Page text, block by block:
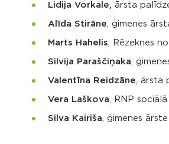
Lidija Vorkale, ārsta
Alīda Stirāne, ģimenes
Marts Hahelis, Rēzeknes
Silvija Paraščiņaka,
Valentīna Reidzāne, ārsta
Vera Laškova, RNP
Silva Kairiša, ģimenes